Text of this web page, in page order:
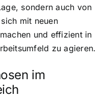
sondern auch von
mit neuen
und effizient in
zu agieren.
im